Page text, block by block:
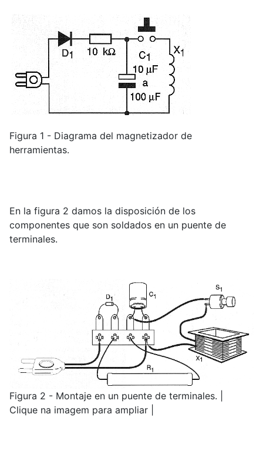
Figura 1 - Diagrama del magnetizador de
herramientas.
En la figura 2 damos la disposición de los
componentes que son soldados en un puente de
terminales.
Figura 2 - Montaje en un puente de terminales. |
Clique na imagem para ampliar |